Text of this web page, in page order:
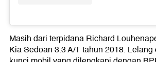
Masih dari terpidana Richard
Kia Sedoan 3.3 A/T tahun 2018.